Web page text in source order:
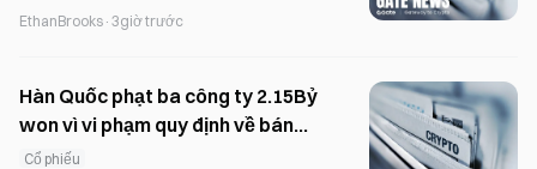
EthanBrooks · 3giờ trước
Hàn Quốc phạt ba công ty 2.15Bỷ
won vì vi phạm quy định về bán
khống cổ phiếu
Cổ phiếu